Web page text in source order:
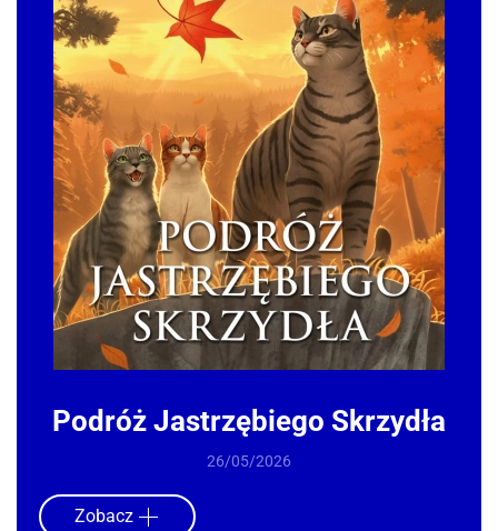
Podróż Jastrzębiego Skrzydła
26/05/2026
Zobacz